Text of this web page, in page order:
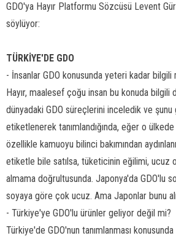
GDO'ya Hayır Platformu Sözcüsü Levent
söylüyor:
TÜRKİYE'DE GDO
- İnsanlar GDO konusunda yeteri kadar bilgili
Hayır, maalesef çoğu insan bu konuda bilgili
dünyadaki GDO süreçlerini inceledik ve şunu
etiketlenerek tanımlandığında, eğer o
özellikle kamuoyu bilinci bakımından
etiketle bile satılsa, tüketicinin eğilimi, ucuz
almama doğrultusunda. Japonya'da GDO'lu
soyaya göre çok ucuz. Ama Japonlar bunu
- Türkiye'ye GDO'lu ürünler geliyor değil mi?
Türkiye'de GDO'nun tanımlanması